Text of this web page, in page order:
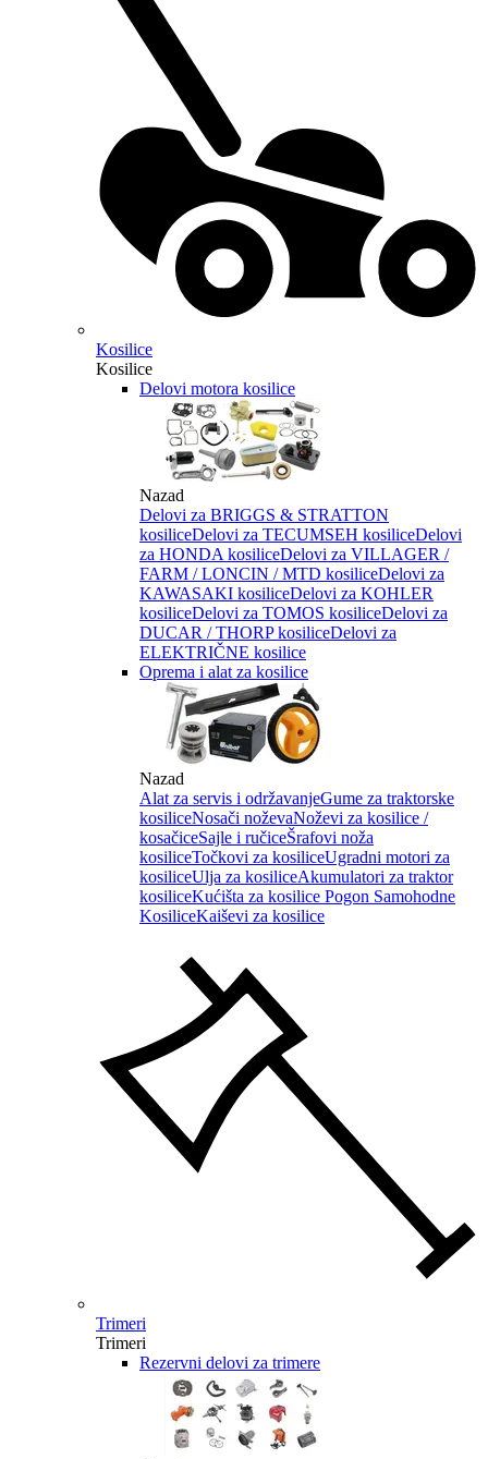
Kosilice
Kosilice
Delovi motora kosilice
Nazad
Delovi za BRIGGS & STRATTON
kosiliceDelovi za TECUMSEH kosiliceDelovi
za HONDA kosiliceDelovi za VILLAGER /
FARM / LONCIN / MTD kosiliceDelovi za
KAWASAKI kosiliceDelovi za KOHLER
kosiliceDelovi za TOMOS kosiliceDelovi za
DUCAR / THORP kosiliceDelovi za
ELEKTRIČNE kosilice
Oprema i alat za kosilice
Nazad
Alat za servis i održavanjeGume za traktorske
kosiliceNosači noževaNoževi za kosilice /
kosačiceSajle i ručiceŠrafovi noža
kosiliceTočkovi za kosiliceUgradni motori za
kosiliceUlja za kosiliceAkumulatori za traktor
kosiliceKućišta za kosilice Pogon Samohodne
KosiliceKaiševi za kosilice
Trimeri
Trimeri
Rezervni delovi za trimere